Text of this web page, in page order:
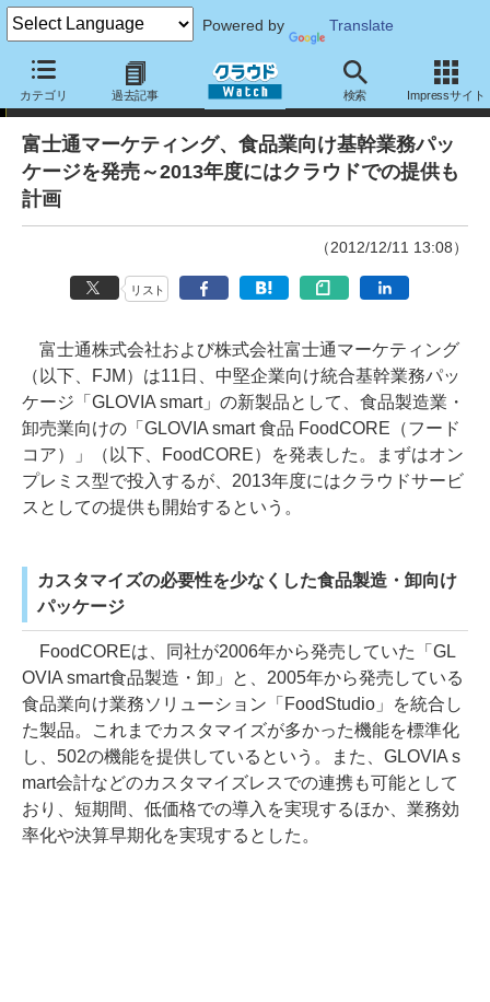
Powered by Translate
カテゴリ 過去記事 検索 Impressサイト
ニュース
富士通マーケティング、食品業向け基幹業務パッ
ケージを発売～2013年度にはクラウドでの提供も
計画
（2012/12/11 13:08）
リスト
富士通株式会社および株式会社富士通マーケティング
（以下、FJM）は11日、中堅企業向け統合基幹業務パッ
ケージ「GLOVIA smart」の新製品として、食品製造業・
卸売業向けの「GLOVIA smart 食品 FoodCORE（フード
コア）」（以下、FoodCORE）を発表した。まずはオン
プレミス型で投入するが、2013年度にはクラウドサービ
スとしての提供も開始するという。
カスタマイズの必要性を少なくした食品製造・卸向け
パッケージ
FoodCOREは、同社が2006年から発売していた「GL
OVIA smart食品製造・卸」と、2005年から発売している
食品業向け業務ソリューション「FoodStudio」を統合し
た製品。これまでカスタマイズが多かった機能を標準化
し、502の機能を提供しているという。また、GLOVIA s
mart会計などのカスタマイズレスでの連携も可能として
おり、短期間、低価格での導入を実現するほか、業務効
率化や決算早期化を実現するとした。